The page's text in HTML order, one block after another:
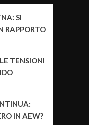
SI
RAPPORTO
TENSIONI
IN AEW?